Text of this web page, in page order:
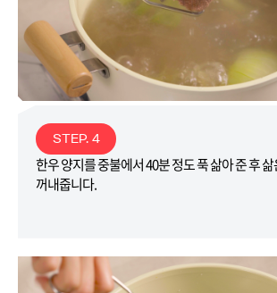
STEP. 4
한우 양지를 중불에서 40분 정도 푹 삶아 준 후
꺼내줍니다.